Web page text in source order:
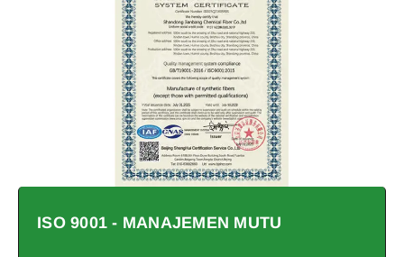
ISO 9001 - MANAJEMEN MUTU